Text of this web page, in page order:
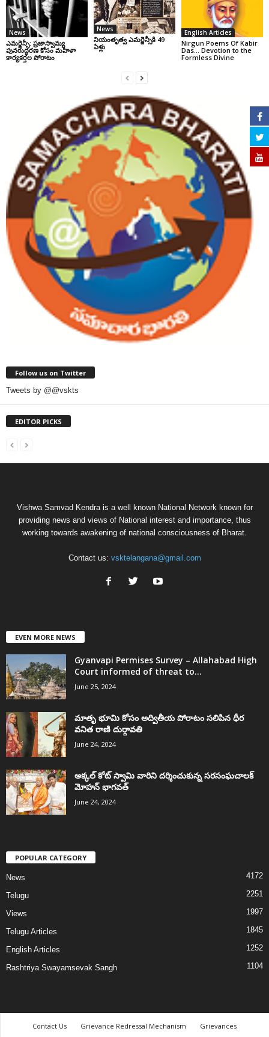
News
ఎమర్జెన్సీ: ప్రజాస్వామ్య
పునరుద్ధరణ కోసం మహిళా
కార్యకర్తల పోరాటం
News
నియంతృత్వ ఎమర్జెన్సీకి 49
ఏళ్లు
English Articles
Nirgun Poems Of Kabir
Das… Devotion to the
Formless Divine
Follow us on Twitter
Tweets by @@vskts
EDITOR PICKS
Vishwa Samvad Kendra is a well known National Network known for
providing news and views of National interest and importance, thus
working towards awakening of national consciousness of Bharat.
Contact us: vsktelangana@gmail.com
EVEN MORE NEWS
Gyanvapi Permises Survey – Allahabad High
Court informed of threat to...
June 25, 2024
మాతృ భూమి కోసం అద్వితీయ పోరాటం సలిపిన ధీర
వనిత రాణి దుర్గావతి
June 24, 2024
అక్కల్‌ కోట్‌ స్వామి వారిని దర్శించుకున్న సరసంఘచాలక్
మోహన్ భాగవత్
June 24, 2024
POPULAR CATEGORY
News 4172
Telugu 2251
Views 1997
Telugu Articles 1845
English Articles 1252
Rashtriya Swayamsevak Sangh 1104
Contact Us Grievance Redressal Mechanism Grievances